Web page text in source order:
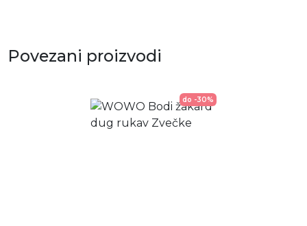
Povezani proizvodi
do -30%